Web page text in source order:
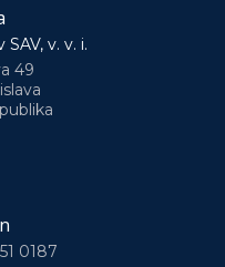
v. v. i.
49
0187